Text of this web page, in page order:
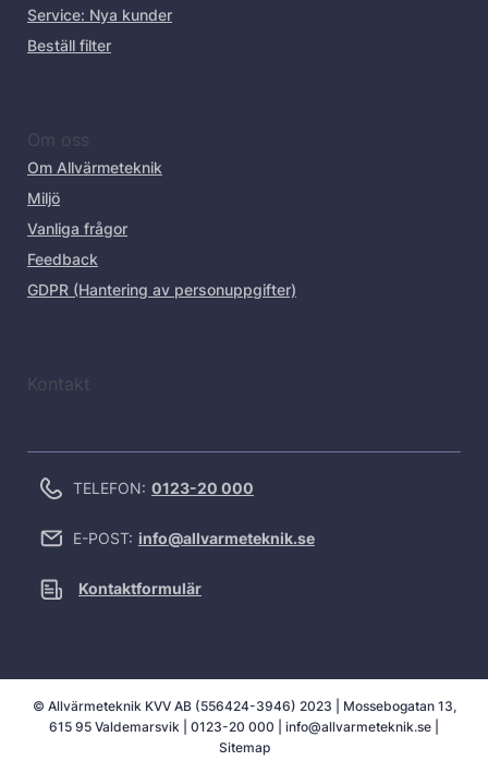
Service: Nya kunder
Beställ filter
Om oss
Om Allvärmeteknik
Miljö
Vanliga frågor
Feedback
GDPR (Hantering av personuppgifter)
Kontakt
TELEFON: 0123-20 000
E-POST: info@allvarmeteknik.se
Kontaktformulär
© Allvärmeteknik KVV AB (556424-3946) 2023 | Mossebogatan 13,
615 95 Valdemarsvik | 0123-20 000 info@allvarmeteknik.se
Sitemap